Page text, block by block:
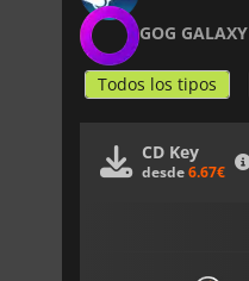
GOG GALAXY
Todos los tipos
CD Key
desde6.67€